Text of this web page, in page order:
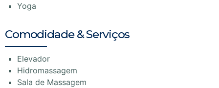
Yoga
Comodidade & Serviços
Elevador
Hidromassagem
Sala de Massagem